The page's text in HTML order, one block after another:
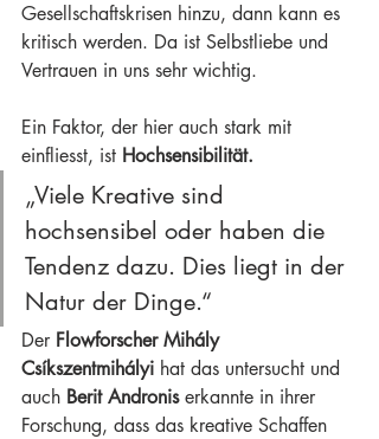
Gesellschaftskrisen hinzu, dann kann es
kritisch werden. Da ist Selbstliebe und
Vertrauen in uns sehr wichtig.
Ein Faktor, der hier auch stark mit
einfliesst, ist Hochsensibilität.
„Viele Kreative sind
hochsensibel oder haben die
Tendenz dazu. Dies liegt in der
Natur der Dinge.“
Der Flowforscher Mihály
Csíkszentmihályi hat das untersucht und
auch Berit Andronis erkannte in ihrer
Forschung, dass das kreative Schaffen